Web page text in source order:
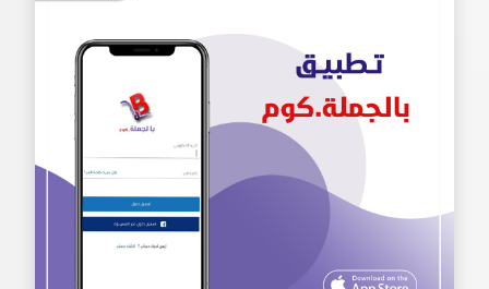
تطبيق أنا محترف Iam Pro